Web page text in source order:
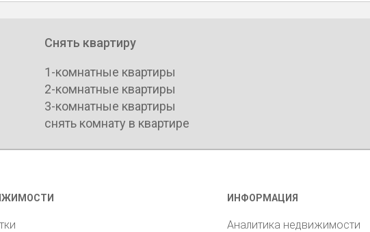
Снять квартиру
1-комнатные квартиры
2-комнатные квартиры
3-комнатные квартиры
снять комнату в квартире
ИНФОРМАЦИЯ
Аналитика недвижимости